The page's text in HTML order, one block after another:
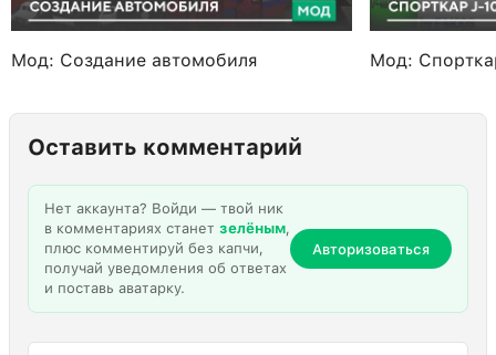
Мод: Создание автомобиля Мод:
Оставить комментарий
Нет аккаунта? Войди — твой ник
в комментариях станет зелёным,
плюс комментируй без капчи,
получай уведомления об ответах
и поставь аватарку.
Авторизоваться